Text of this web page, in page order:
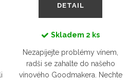
DETAIL
Skladem 2 ks
Nezapíjejte problémy vínem,
radši se zahalte do našeho
vínového Goodmakera. Nechte